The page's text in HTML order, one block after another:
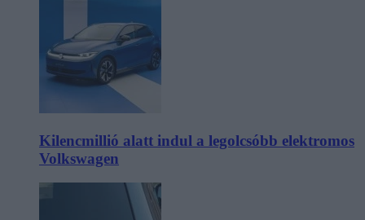
Kilencmillió alatt indul a legolcsóbb elektromos
Volkswagen